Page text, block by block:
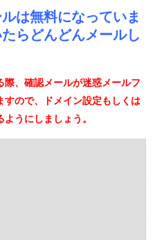
は無料になっていま
らどんどんメールし
、確認メールが迷惑メールフ
すので、ドメイン設定もしくは
うにしましょう。